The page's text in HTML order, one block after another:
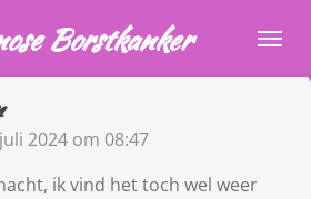
Borstkanker
2024 om 08:47
ik vind het toch wel weer